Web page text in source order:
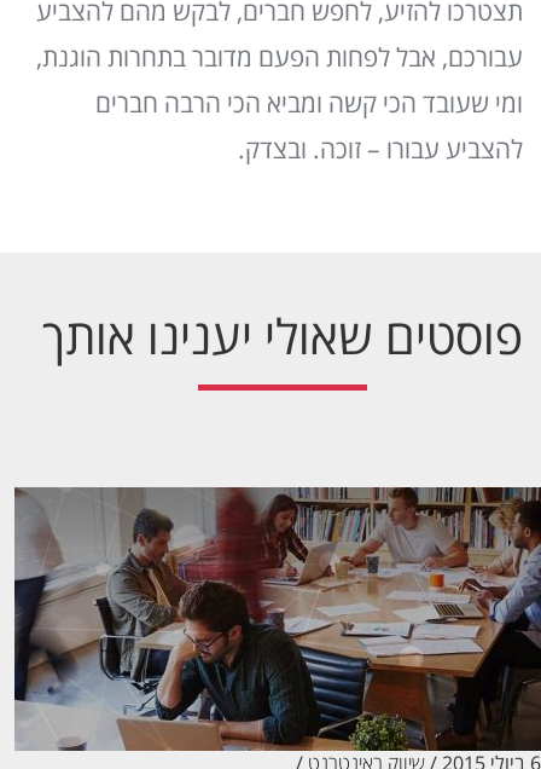
תצטרכו להזיע, לחפש חברים, לבקש מהם להצביע
עבורכם, אבל לפחות הפעם מדובר בתחרות הוגנת,
ומי שעובד הכי קשה ומביא הכי הרבה חברים
להצביע עבורו – זוכה. ובצדק.
פוסטים שאולי יענינו אותך
/ שיווק באינטרנט/